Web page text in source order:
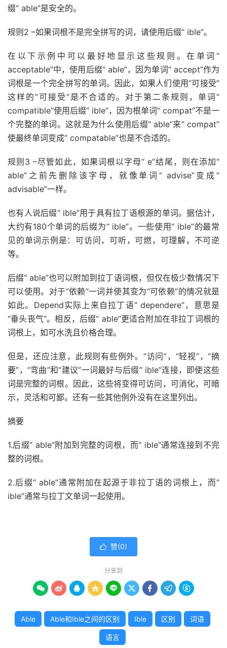
缀“ able”是安全的。
规则2 –如果词根不是完全拼写的词，请使用后缀“ ible”。
在以下示例中可以最好地显示这些规则。在单词“
acceptable”中，使用后缀“ able”，因为单词“ accept”作为
词根是一个完全拼写的单词。因此，如果人们使用“可接受”
这样的“可接受”是不合适的。对于第二条规则，单词“
compatible”使用后缀“ ible”，因为根单词“ compat”不是一
个完整的单词。这就是为什么使用后缀“ able”来“ compat”
使最终单词变成“ compatable”也是不合适的。
规则3 –尽管如此，如果词根以字母“ e”结尾，则在添加“
able”之前先删除该字母，就像单词“ advise”变成“
advisable”一样。
也有人说后缀“ ible”用于具有拉丁语根源的单词。据估计，
大约有180个单词的后缀为“ ible”。一些使用“ ible”的最常
见的单词示例是：可访问，可听，可燃，可理解，不可逆
等。
后缀“ able”也可以附加到拉丁语词根，但仅在极少数情况下
可以使用。对于“依赖”一词并使其变为“可依赖”的情况就是
如此。Depend实际上来自拉丁语“ dependere”，意思是
“垂头丧气”。相反，后缀“ able”更适合附加在非拉丁词根的
词根上，如可水洗且价格合理。
但是，还应注意，此规则有些例外。“访问”，“轻视”，“摘
要”，“弯曲”和“建议”一词最好与后缀“ ible”连接，即使这些
词是完整的词根。因此，这些将变得可访问，可消化，可暗
示，灵活和可鄙。还有一些其他例外没有在这里列出。
摘要
1.后缀“ able”附加到完整的词根，而“ ible”通常连接到不完
整的词根。
2.后缀“ able”通常附加在起源于非拉丁语的词根上，而“
ible”通常与拉丁文单词一起使用。
 赞(0)
分享到
        
Able Able和Ible之间的区别 Ible 区别 词语
语言